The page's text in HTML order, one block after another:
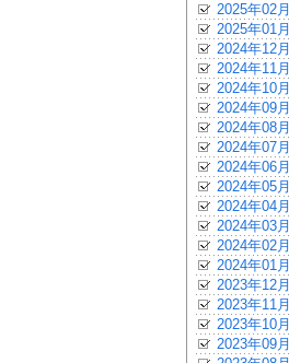
2025年02月
2025年01月
2024年12月
2024年11月
2024年10月
2024年09月
2024年08月
2024年07月
2024年06月
2024年05月
2024年04月
2024年03月
2024年02月
2024年01月
2023年12月
2023年11月
2023年10月
2023年09月